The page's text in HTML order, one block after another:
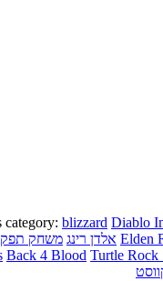
category: blizzard Diablo
Elden אלדן רינג משחק
Back 4 Blood Turtle Rock